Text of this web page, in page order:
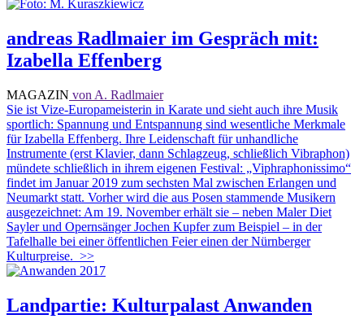
andreas Radlmaier im Gespräch mit:
Izabella Effenberg
MAGAZIN von A. Radlmaier
Sie ist Vize-Europameisterin in Karate und sieht auch ihre Musik
sportlich: Spannung und Entspannung sind wesentliche Merkmale
für Izabella Effenberg. Ihre Leidenschaft für unhandliche
Instrumente (erst Klavier, dann Schlagzeug, schließlich Vibraphon)
mündete schließlich in ihrem eigenen Festival: „Viphraphonissimo“
findet im Januar 2019 zum sechsten Mal zwischen Erlangen und
Neumarkt statt. Vorher wird die aus Posen stammende Musikern
ausgezeichnet: Am 19. November erhält sie – neben Maler Diet
Sayler und Opernsänger Jochen Kupfer zum Beispiel – in der
Tafelhalle bei einer öffentlichen Feier einen der Nürnberger
Kulturpreise. >>
Landpartie: Kulturpalast Anwanden